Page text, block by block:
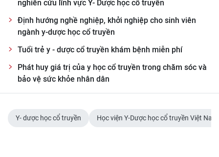
nghiên cứu lĩnh vực Y- Dược học cổ truyền
Định hướng nghề nghiệp, khởi nghiệp cho sinh viên
ngành y-dược học cổ truyền
Tuổi trẻ y - dược cổ truyền khám bệnh miễn phí
Phát huy giá trị của y học cổ truyền trong chăm sóc và
bảo vệ sức khỏe nhân dân
Y- dược học cổ truyền Học viện Y-Dược học cổ truyền Việt Nam